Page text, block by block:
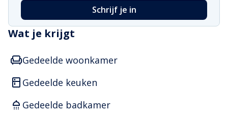
Schrijf je in
Wat je krijgt
Gedeelde woonkamer
Gedeelde keuken
Gedeelde badkamer